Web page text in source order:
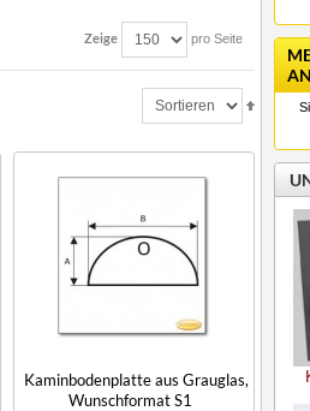
Zeige pro Seite
Kaminbodenplatte aus Grauglas,
Wunschformat S1